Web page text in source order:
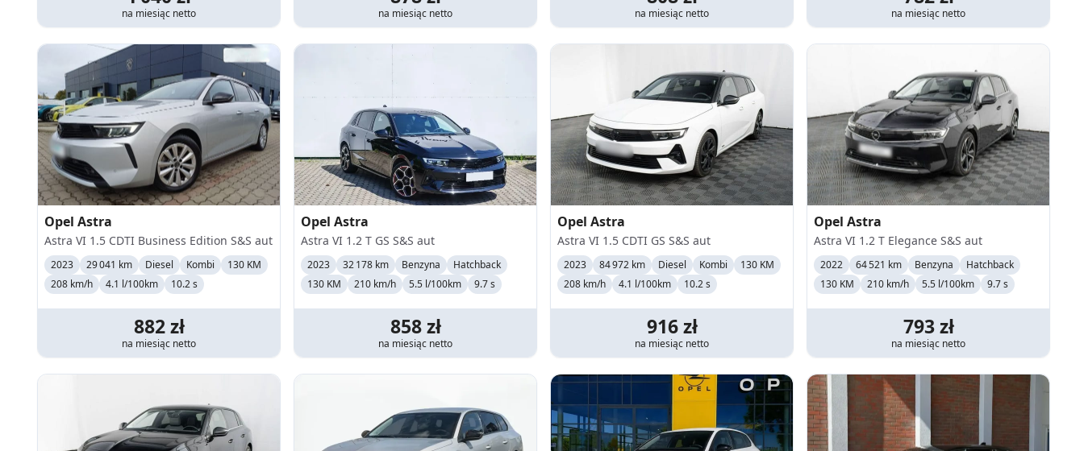
na miesiąc netto na miesiąc netto na miesiąc netto na miesiąc netto
Opel Astra
Astra VI 1.5 CDTI Business Edition S&S aut
2023 29 041 km Diesel Kombi
130 KM
208 km/h 4.1 l/100km 10.2 s
882zł
na miesiąc netto
Opel Astra
Astra VI 1.2 T GS S&S aut
2023 32 178 km Benzyna
Hatchback
130 KM
210 km/h 5.5 l/100km 9.7 s
858zł
na miesiąc netto
Opel Astra
Astra VI 1.5 CDTI GS S&S aut
2023 84 972 km Diesel Kombi
130 KM
208 km/h 4.1 l/100km 10.2 s
916zł
na miesiąc netto
Opel Astra
Astra VI 1.2 T Elegance S&S aut
2022 64 521 km Benzyna
Hatchback
130 KM
210 km/h 5.5 l/100km 9.7 s
793zł
na miesiąc netto